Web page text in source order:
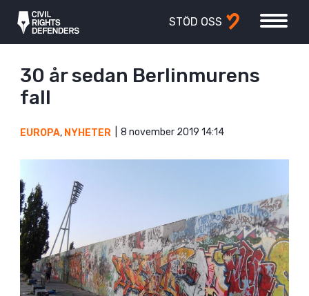
STÖD OSS
30 år sedan Berlinmurens
fall
EUROPA, NYHETER 8 november 2019 14:14